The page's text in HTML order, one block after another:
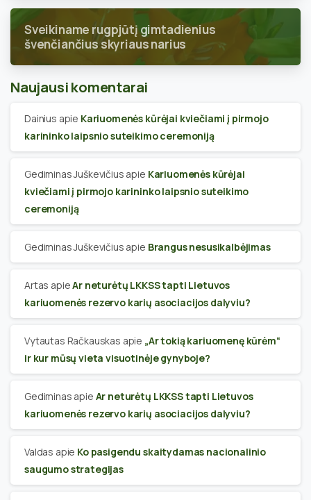
Sveikiname rugpjūtį gimtadienius
švenčiančius skyriaus narius
Naujausi komentarai
Dainius apie Kariuomenės kūrėjai kviečiami į pirmojo
karininko laipsnio suteikimo ceremoniją
Gediminas Juškevičius apie Kariuomenės kūrėjai
kviečiami į pirmojo karininko laipsnio suteikimo
ceremoniją
Gediminas Juškevičius apie Brangus nesusikalbėjimas
Artas apieAr neturėtų LKKSS tapti Lietuvos
kariuomenės rezervo karių asociacijos dalyviu?
Vytautas Račkauskas apie „Ar tokią kariuomenę kūrėm“
ir kur mūsų vieta visuotinėje gynyboje?
Gediminas apie Ar neturėtų LKKSS tapti Lietuvos
kariuomenės rezervo karių asociacijos dalyviu?
Valdas apie Ko pasigendu skaitydamas nacionalinio
saugumo strategijas